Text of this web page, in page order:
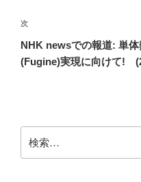
ゲ
ー
シ
次
の
投
次
NHK newsでの報道: 単
(Fugine)実現に向けて!
索: